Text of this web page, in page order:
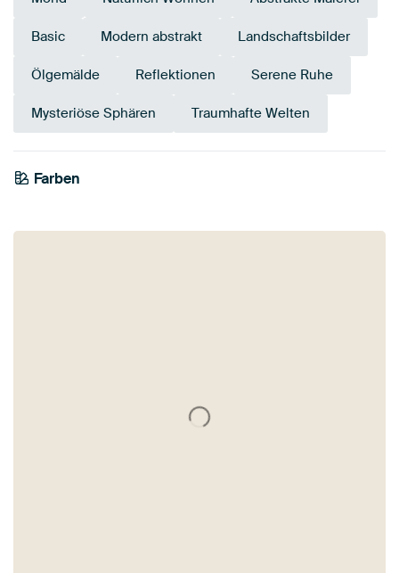
Basic Modern abstrakt Landschaftsbilder
Ölgemälde Reflektionen Serene Ruhe
Mysteriöse Sphären Traumhafte Welten
Farben
Braun
Orange